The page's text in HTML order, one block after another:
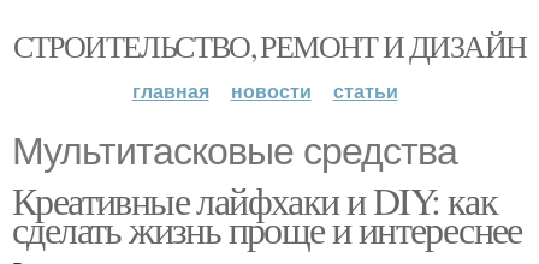
СТРОИТЕЛЬСТВО, РЕМОНТ И ДИЗАЙН
главная новости статьи
Мультитасковые средства
Креативные лайфхаки и DIY: как
сделать жизнь проще и интереснее